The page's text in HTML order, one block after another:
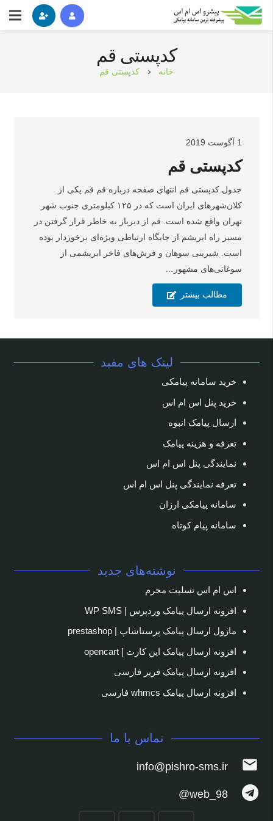
کدپستی قم
خانه chevron_right کدپستی قم
1 آگوست 2019
کدپستی قم
جدول کدپستی قم انتهای صفحه درباره قم قم یکی از
کلان‌شهرهای ایران است که در ۱۲۵ کیلومتری جنوب شهر
تهران واقع شده است. قم از دیرباز به خاطر قرار گرفتن در
مسیر راه ابریشم از جایگاه ارتباطی ویژه‌ای برخوردار بوده
است. شیرینی سوهان و فرش‌های فاخر ابریشمی از
سوغاتی‌های مشهور…
مطالب بیشتر
لینک های مفید
خرید سامانه پیامکی
خرید پنل اس ام اس
ارسال پیامک انبوه
تعرفه و هزینه پیامک
نمایندگی پنل اس ام اس
تعرفه نمایندگی پنل اس ام اس
سامانه پیامکی ارزان
سامانه پیام کوتاه
نوشته‌های جدید
اس ام اس تسلیت محرم
افزونه ارسال پیامک وردپرس | WP SMS
ماژول ارسال پیامک پرستاشاپ | prestashop
افزونه ارسال پیامک اپن کارت | opencart
افزونه ارسال پیامک فریر فارسی
افزونه ارسال پیامک whmcs فارسی
تماس با ما
mail
info@pishro-sms.ir
web_98@